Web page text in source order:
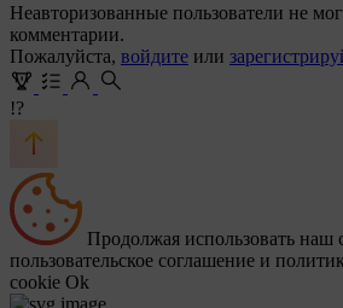
Неавторизованные пользователи не
комментарии.
Пожалуйста, войдите или
!?
Продолжая использовать наш
пользовательское соглашение и
cookie Ok